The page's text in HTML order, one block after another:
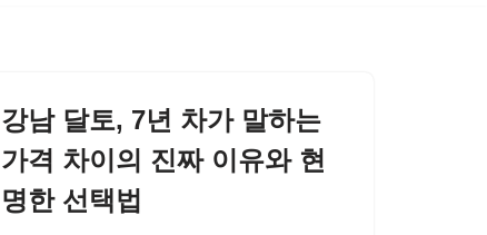
강남 달토, 7년 차가 말하는
가격 차이의 진짜 이유와 현
명한 선택법